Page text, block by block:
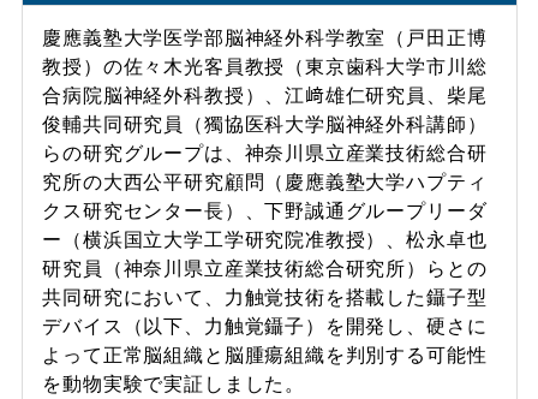
慶應義塾大学医学部脳神経外科学教室（戸田正博
教授）の佐々木光客員教授（東京歯科大学市川総
合病院脳神経外科教授）、江﨑雄仁研究員、柴尾
俊輔共同研究員（獨協医科大学脳神経外科講師）
らの研究グループは、神奈川県立産業技術総合研
究所の大西公平研究顧問（慶應義塾大学ハプティ
クス研究センター長）、下野誠通グループリーダ
ー（横浜国立大学工学研究院准教授）、松永卓也
研究員（神奈川県立産業技術総合研究所）らとの
共同研究において、力触覚技術を搭載した鑷子型
デバイス（以下、力触覚鑷子）を開発し、硬さに
よって正常脳組織と脳腫瘍組織を判別する可能性
を動物実験で実証しました。